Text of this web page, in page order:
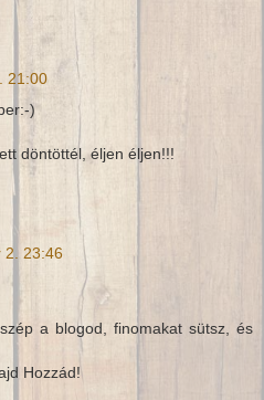
21:00
)
döntöttél, éljen éljen!!!
2. 23:46
a blogod, finomakat sütsz, és
Hozzád!